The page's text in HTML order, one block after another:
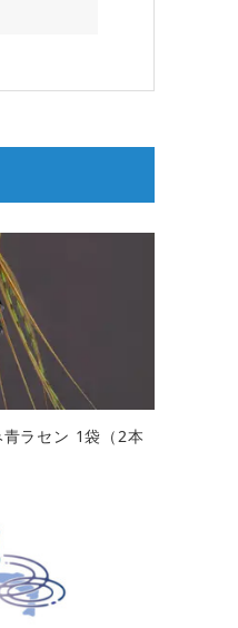
青ラセン 1袋（2本